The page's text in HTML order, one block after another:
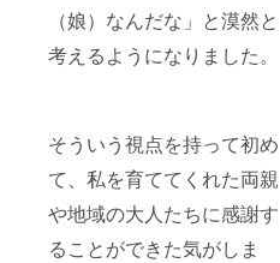
（娘）なんだな」と漠然と
考えるようになりました。
そういう視点を持って初め
て、私を育ててくれた両親
や地域の大人たちに感謝す
ることができた気がしま